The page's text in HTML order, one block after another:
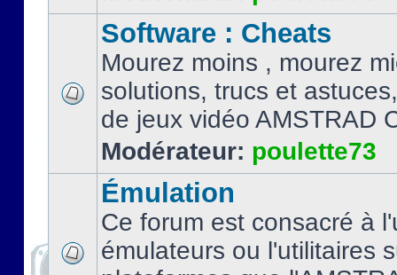
Software : Cheats
Mourez moins , mourez
solutions, trucs et
de jeux vidéo AMSTRAD
Modérateur: poulette73
Émulation
Ce forum est consacré à
émulateurs ou l'utilitaires